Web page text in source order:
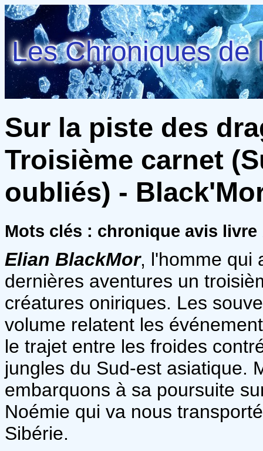
Les Chroniques de
Sur la piste des
Troisième carnet
oubliés) -
Mots clés : chronique avis livre
Elian BlackMor, l'homme qui
dernières aventures un
créatures oniriques. Les
volume relatent les
le trajet entre les froides
jungles du Sud-est asiatique.
embarquons à sa poursuite
Noémie qui va nous
Sibérie.